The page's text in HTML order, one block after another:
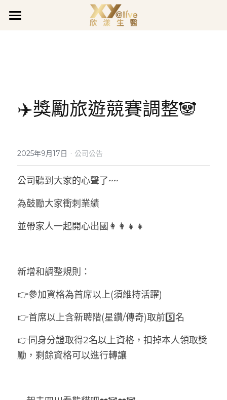
企業沿革
企業活動
最新公告
全系列產品
煥膚潤采
豐盈亮澤
真智妍系列
活力充沛專欄
魅力煥顏專欄
健康守護專欄
會員專區
會員登入
LINE@客服
✈️獎勵旅遊競賽調整🐼
2025年9月17日 · 公司公告
公司聽到大家的心聲了~~
為鼓勵大家衝刺業績
並帶家人一起開心出國👩‍👩‍👧‍👧
新增和調整規則：
👉參加資格為首席以上(須維持活躍)
👉首席以上含新聘階(星鑽/傳奇)取前5️⃣名
👉同身分證取得2名以上資格，扣掉本人領取獎
勵，剩餘資格可以進行轉讓